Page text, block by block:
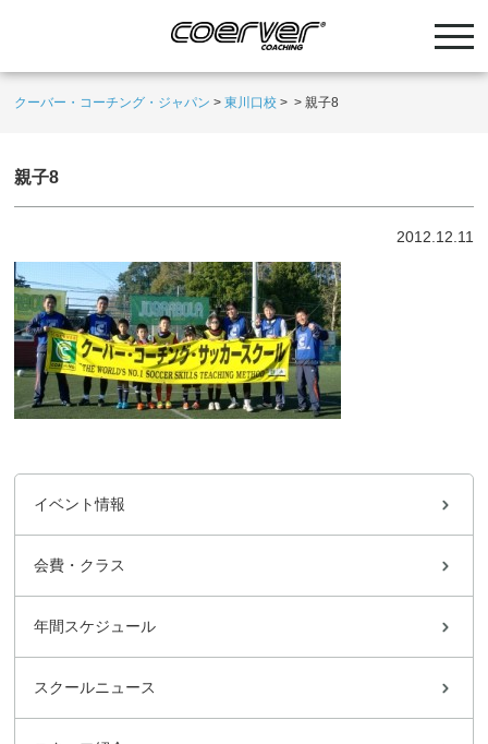
クーバー・コーチング・ジャパン >東川口校 > >親子8
親子8
2012.12.11
イベント情報
会費・クラス
年間スケジュール
スクールニュース